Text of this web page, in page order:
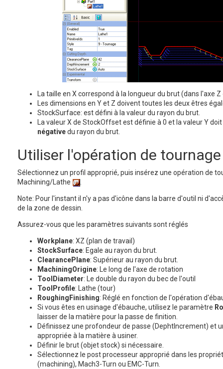
La taille en X correspond à la longueur du brut (dans l'axe
Les dimensions en Y et Z doivent toutes les deux êtres
StockSurface: est défini à la valeur du rayon du brut.
La valeur X de StockOffset est définie à 0 et la valeur Y
négativedu rayon du brut.
Utiliser l'opération de tournage
Sélectionnez un profil approprié, puis insérez une opération de
Machining/Lathe
Note: Pour l'instant il n'y a pas d'icône dans la barre d'outil ni
de la zone de dessin.
Assurez-vous que les paramètres suivants sont réglés
Workplane: XZ (plan de travail)
StockSurface: Egale au rayon du brut.
ClearancePlane: Supérieur au rayon du brut.
MachiningOrigine: Le long de l'axe de rotation
ToolDiameter: Le double du rayon du bec de l'outil
ToolProfile: Lathe (tour)
RoughingFinishing: Réglé en fonction de l'opération
Si vous êtes en usinage d'ébauche, utilisez le paramètre
laisser de la matière pour la passe de finition.
Définissez une profondeur de passe (DephtIncrement) et
appropriée à la matière à usiner.
Définir le brut (objet stock) si nécessaire.
Sélectionnez le post processeur approprié dans les
(machining), Mach3-Turn ou EMC-Turn.